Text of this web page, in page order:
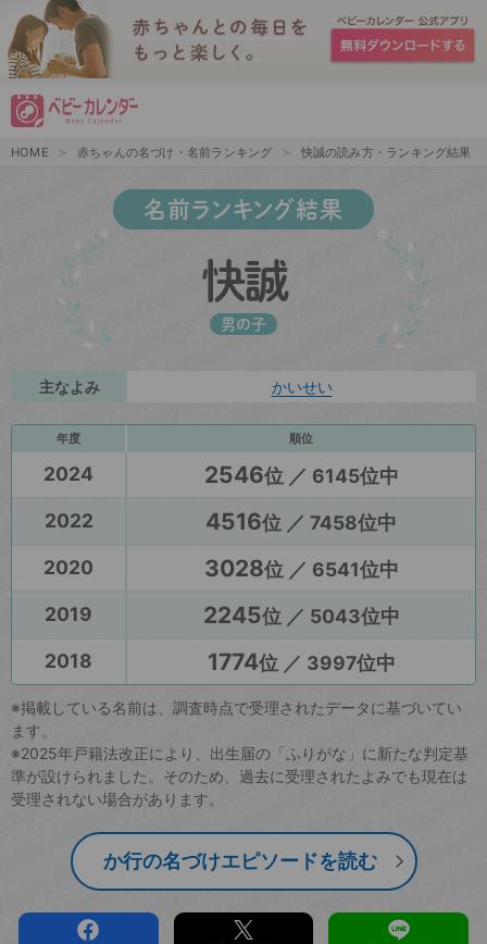
HOME 赤ちゃんの名づけ・名前ランキング 快誠の読み方・ランキング結果
名前ランキング結果
快誠
男の子
主なよみ かいせい
年度 順位
2024 2546位 ／ 6145位中
2022
4516位 ／ 7458位中
2020
3028位 ／ 6541位中
2019
2245位 ／ 5043位中
2018
1774位 ／ 3997位中
※掲載している名前は、調査時点で受理されたデータに基づいてい
ます。
※2025年戸籍法改正により、出生届の「ふりがな」に新たな判定基
準が設けられました。そのため、過去に受理されたよみでも現在は
受理されない場合があります。
か行の名づけエピソードを読む